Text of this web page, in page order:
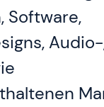
Software,